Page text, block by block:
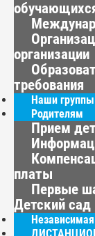
организации
требования
Наши группы
Родителям
Прием
платы
Первые
Детский сад